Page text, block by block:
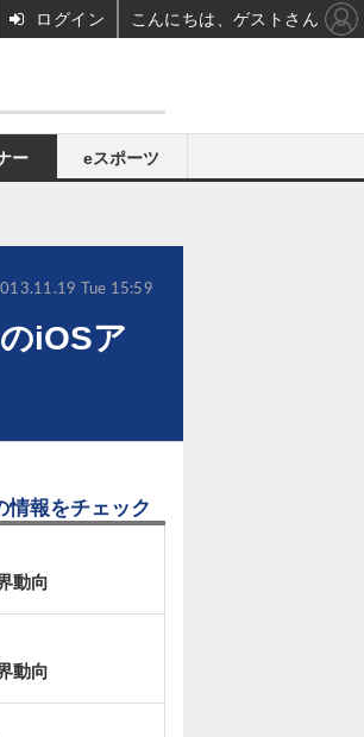
ー eスポーツ
iOSア
Tue 15:59
報をチェック
動向
動向
ログイン こんにちは、ゲストさん